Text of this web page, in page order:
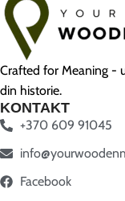
Crafted for Meaning -
din historie.
KONTAKT
+370 609 91045
Facebook